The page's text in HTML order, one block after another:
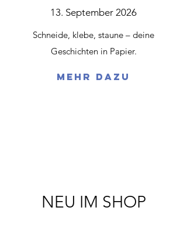
13. September 2026
Schneide, klebe, staune – deine
Geschichten in Papier.
Mehr dazu
NEU IM SHOP